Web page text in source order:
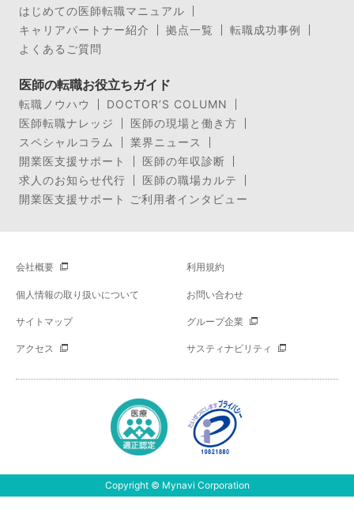
はじめての医師転職マニュアル
キャリアパートナー紹介
拠点一覧
転職成功事例
よくあるご質問
医師の転職お役立ちガイド
転職ノウハウ
DOCTOR’S COLUMN
医師転職ナレッジ
医師の現場と働き方
スペシャルコラム
業界ニュース
開業医支援サポート
医師の年収診断
求人のお知らせ代行
医師の職場カルテ
開業医支援サポート ご利用者インタビュー
会社概要 利用規約
個人情報の取り扱いについて お問い合わせ
サイトマップ グループ企業
アクセス サスティナビリティ
Copyright © Mynavi Corporation